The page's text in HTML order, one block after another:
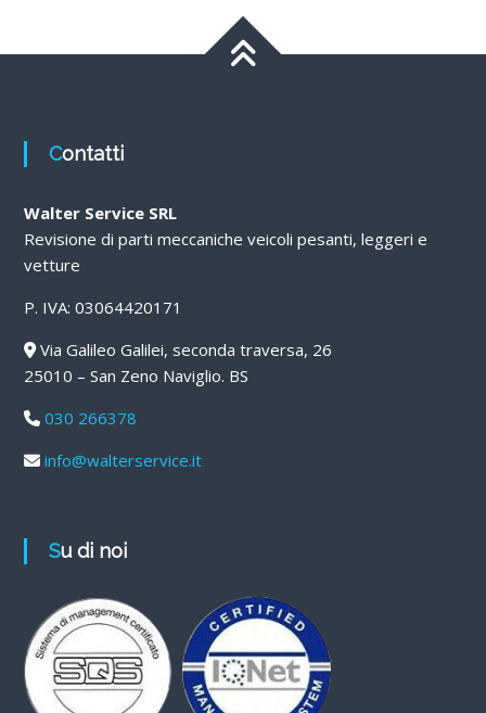
Contatti
Walter Service SRL
Revisione di parti meccaniche veicoli pesanti, leggeri e
vetture
P. IVA: 03064420171
Via Galileo Galilei, seconda traversa, 26
25010 – San Zeno Naviglio. BS
030 266378
info@walterservice.it
Su di noi